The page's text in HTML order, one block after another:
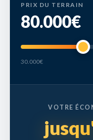
PRIX DU TERRAIN
80.000€
30.000€
VOTRE